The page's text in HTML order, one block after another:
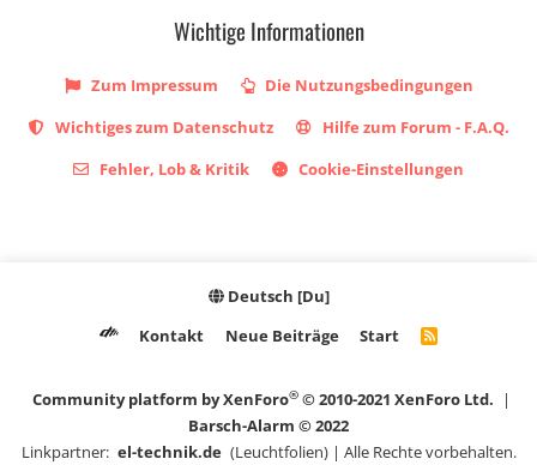
Wichtige Informationen
Zum Impressum
Die Nutzungsbedingungen
Wichtiges zum Datenschutz
Hilfe zum Forum - F.A.Q.
Fehler, Lob & Kritik
Cookie-Einstellungen
Deutsch [Du]
Kontakt
Neue Beiträge Start
R
Community platform by XenForo® © 2010-2021 XenForo Ltd.
|
Barsch-Alarm © 2022
Linkpartner: el-technik.de (Leuchtfolien) | Alle Rechte vorbehalten.